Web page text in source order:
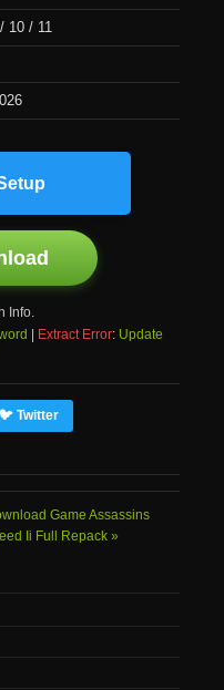
10 / 11
Info.
Extract Error: Update
🐦 Twitter
Game Assassins
Ii Full Repack